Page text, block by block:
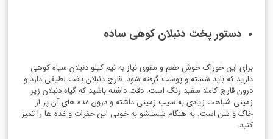
دستور پخت دنبلان کوهی ساده
برای این خوراک خوش طعم و مقوی نیاز به نیم کیلو دنبلان سیاه کوهی
دارید که باید شسته و پوست گرفته شود. قارچ دنبلان بافت لطیفی دارد و
درون قارچ کاملا سفید رنگ است. دقت داشته باشید که گیاه دنبلان زیر
زمینی شباهت زیادی به سیب زمینی داشته و درون غده های آن پر از
خاک و شن است. به هنگام شستشو به خوبی این حفرات و غده ها را تمیز
کنید.